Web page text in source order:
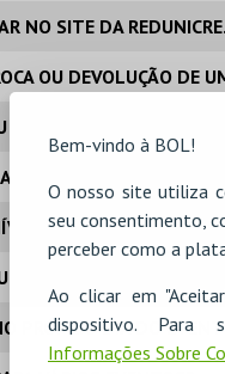
Bem-vindo à BOL!
O nosso site utiliza
seu consentimento,
perceber como a
Ao clicar em
dispositivo.
Informações Sobre
NO SITE DA
OU DEVOLUÇÃO DE
DE BILHETEIRA?
ADICIONAIS SOBRE
O PAGAMENTO POR
E NOME QUE NÃO O
PRÓPRIO DIA DO